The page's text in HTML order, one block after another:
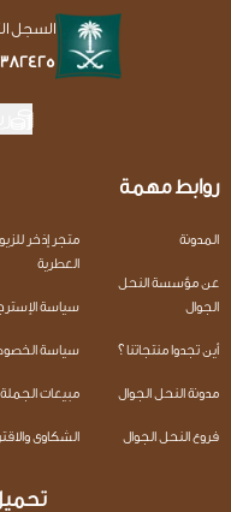
السجل
روابط مهمة
المدونة
عن مؤسسة النحل
الجوال
أين تجدوا منتجاتنا ؟
مدونة النحل الجوال
فروع النحل الجوال
متجر إذخر
العطرية
سياسة
سياسة
مبيعات الجملة
الشكاوى